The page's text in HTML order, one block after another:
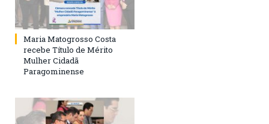
Maria Matogrosso Costa
recebe Título de Mérito
Mulher Cidadã
Paragominense